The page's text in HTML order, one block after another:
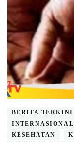
BERITA TERKINI
INTERNASIONAL
KESEHATAN